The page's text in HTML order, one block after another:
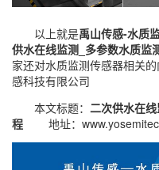
以上就是禹山传感-水质
供水在线监测_多参数水质监
家还对水质监测传感器相关
感科技有限公司
本文标题： 二次供水在
程 地址：